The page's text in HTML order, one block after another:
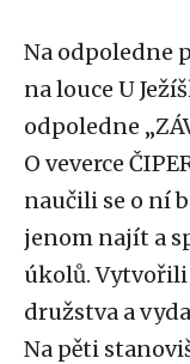
Na odpoledne
na louce U
odpoledne
O veverce
naučili se o ní
jenom najít a
úkolů.
družstva a
Na pěti